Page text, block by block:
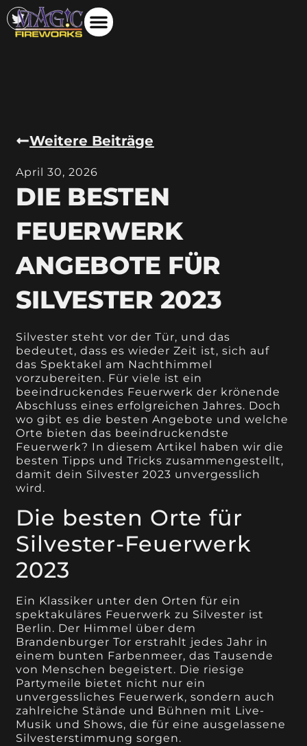
Weitere Beiträge
April 30, 2026
DIE BESTEN
FEUERWERK
ANGEBOTE FÜR
SILVESTER 2023
Silvester steht vor der Tür, und das
bedeutet, dass es wieder Zeit ist, sich auf
das Spektakel am Nachthimmel
vorzubereiten. Für viele ist ein
beeindruckendes Feuerwerk der krönende
Abschluss eines erfolgreichen Jahres. Doch
wo gibt es die besten Angebote und welche
Orte bieten das beeindruckendste
Feuerwerk? In diesem Artikel haben wir die
besten Tipps und Tricks zusammengestellt,
damit dein Silvester 2023 unvergesslich
wird.
Die besten Orte für
Silvester-Feuerwerk
2023
Ein Klassiker unter den Orten für ein
spektakuläres Feuerwerk zu Silvester ist
Berlin. Der Himmel über dem
Brandenburger Tor erstrahlt jedes Jahr in
einem bunten Farbenmeer, das Tausende
von Menschen begeistert. Die riesige
Partymeile bietet nicht nur ein
unvergessliches Feuerwerk, sondern auch
zahlreiche Stände und Bühnen mit Live-
Musik und Shows, die für eine ausgelassene
Silvesterstimmung sorgen.